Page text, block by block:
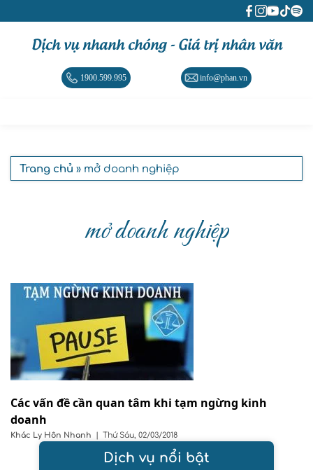
Dịch vụ nhanh chóng - Giá trị nhân văn
1900.599.995 info@phan.vn
Trang chủ » mở doanh nghiệp
mở doanh nghiệp
Các vấn đề cần quan tâm khi tạm ngừng kinh
doanh
Khác Ly Hôn Nhanh | Thứ Sáu, 02/03/2018
Dịch vụ nổi bật